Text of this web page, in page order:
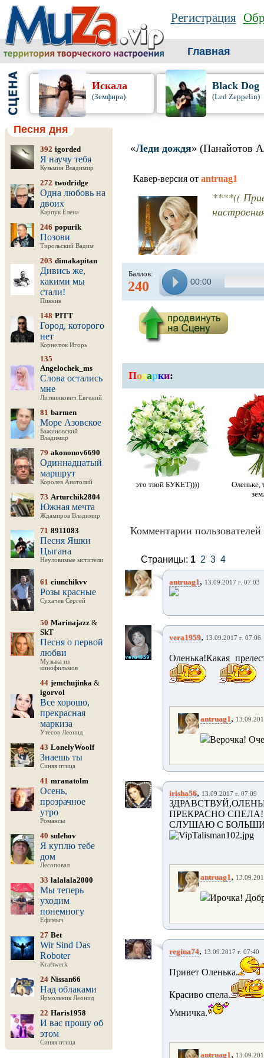
Регистрация
Главная
Искала
(Земфира)
Black Dog
(Led Zeppelin)
Песня дня
392 igorded
Я научу тебя
Кузьмин Владимир
272 twodridge
Одна любовь на
двоих
Карпук Елена
246 popurik
Позови
Тирольский Вадим
203 dimakapitan
Дивись же,
какими мы
стали!
Пикник
148 PITT
Город, которого
нет
Корнелюк Игорь
135
Angelochek_ms
Слова остались
мне
Литвинкович Евгений
81 barmen
Море Азовское
Бажиновский
Владимир
79 akononov6690
Одиннадцатый
маршрут
Королев Анатолий
73 Arturchik2804
Южная мечта
Ждамиров Владимир
71 8911083
Песня Яшки
Цыгана
Неуловимые мстители
61 ciunchikvv
Розы красные
Сухачев Сергей
50 Marinajazz &
SkT
Песня о первой
любви
Музыка из
кинофильмов
44 jemchujinka &
igorvol
Все хорошо,
прекрасная
маркиза
Утесов Леонид
43 LonelyWoolf
Знаешь ты
Синяя птица
41 mranatolm
Осень,
прозрачное
утро
Романсы
40 sulehov
Я куплю тебе
дом
Лесоповал
33 lalalala2000
Мы теперь
уходим
понемногу
Ефимыч
27 Bet
Wir Sind Das
Roboter
Kraftwerk
24 Nissan66
Над облаками
Ярмольник Леонид
22 Haris1958
И вас прошу об
этом
Синяя птица
«Леди дождя» (Панайотов
Кавер-версия от antruag1
****((
Баллов:
240 00:00
Подарки:
это твой БУКЕТ))))
Оленьке,
Комментарии пользователей
Страницы: 1 2 3 4
antruag1, 13.09.2017 г. 07:03
vera1959, 13.09.2017 г. 07:06
Оленька!Какая
antruag1,
Верочка!
irisha56, 13.09.2017 г. 07:09
ПРЕКРАСНО
СЛУШАЮ С
antruag1,
Ирочка!
regina74, 13.09.2017 г. 07:40
Привет Оленька.
Красиво спела.
Умничка.
antruag1,